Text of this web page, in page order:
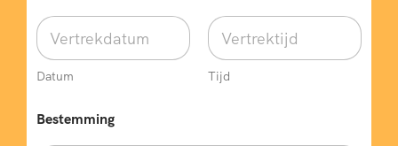
Datum Tijd
a
Bestemming